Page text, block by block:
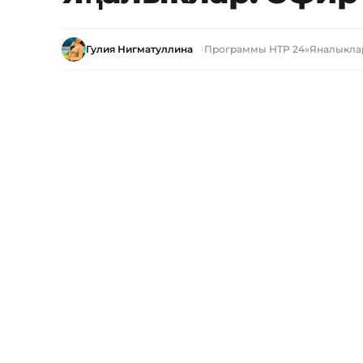
Гулия Нигматуллина Программы НТР 24»